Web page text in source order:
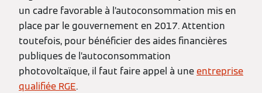
un cadre favorable à l’autoconsommation mis en
place par le gouvernement en 2017. Attention
toutefois, pour bénéficier des aides financières
publiques de l’autoconsommation
photovoltaïque, il faut faire appel à uneentreprise
qualifiée RGE.